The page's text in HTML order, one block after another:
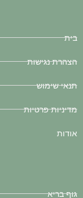
בית
הצהרת נגישות
תנאי שימוש
מדיניות פרטיות
אודות
גוף בריא